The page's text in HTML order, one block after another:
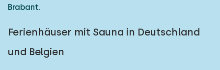
Brabant.
Ferienhäuser mit Sauna in Deutschland
und Belgien